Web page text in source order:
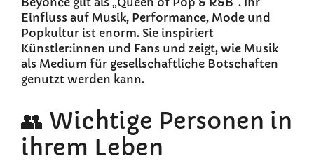
Einfluss auf Musik, Performance, Mode und
Popkultur ist enorm. Sie inspiriert
Künstler:innen und Fans und zeigt, wie Musik
als Medium für gesellschaftliche Botschaften
genutzt werden kann.
👥 Wichtige Personen in
ihrem Leben